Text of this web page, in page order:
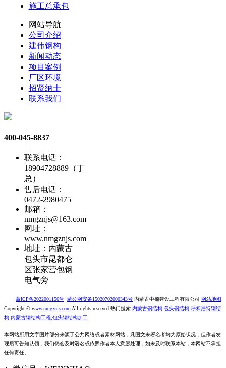
施工总承包
网站导航
公司介绍
建伟钢构
新闻动态
项目案例
厂区环境
招贤纳士
联系我们
400-045-8837
联系电话：
18904728889（丁
总）
售后电话：
0472-2980475
邮箱：
nmgznjs@163.com
网址：
www.nmgznjs.com
地址：内蒙古
包头市昆都仑
区张家营包钢
电气旁
蒙ICP备2022001156号 蒙公网安备15020702000343号 内蒙古中楠建设工程有限公司 网站地图
Copyright © www.nmgznjs.comAll rights reserved 热门搜索:内蒙古钢结构,包头钢结构,呼和浩特钢结
构,内蒙古钢结构工程,包头钢结构加工
本网站所用文字图片部分来源于公共网络或者素材网站，凡图文未署名者均为原始状况，但作者发
现后可告知认领，我们仍会及时署名或依照作者本人意愿处理，如未及时联系本站，本网站不承担
任何责任。